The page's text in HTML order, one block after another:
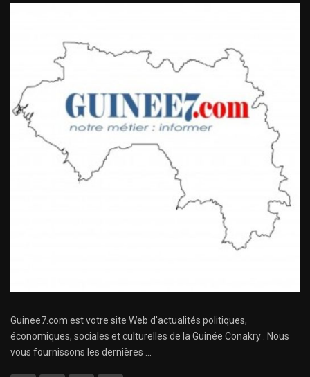
Guinee7.com est votre site Web d'actualités politiques,
économiques, sociales et culturelles de la Guinée Conakry . Nous
vous fournissons les dernières ...